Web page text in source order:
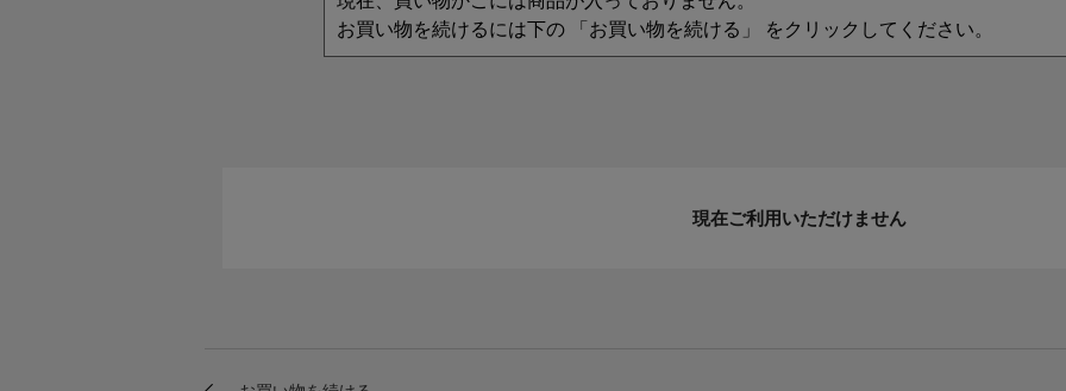
お買い物を続けるには下の 「お買い物を続ける」 をクリックしてください。
現在ご利用いただけません